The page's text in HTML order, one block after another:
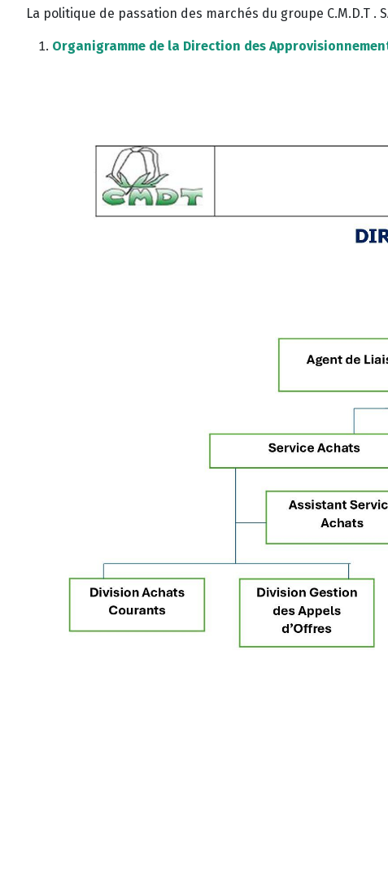
La politique de passation des marchés du groupe C.M.D.T
Organigramme de la Direction des